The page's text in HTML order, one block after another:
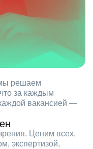
решаем
за каждым
вакансией —
Ценим всех,
экспертизой,